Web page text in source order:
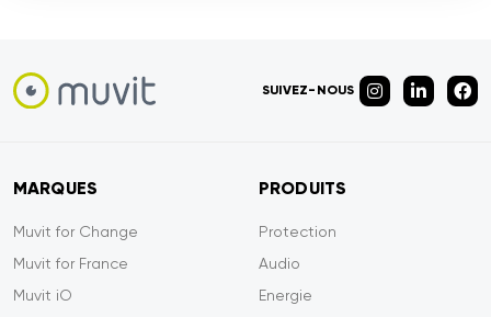
SUIVEZ-NOUS
MARQUES
Muvit for Change
Muvit for France
Muvit iO
PRODUITS
Protection
Audio
Energie